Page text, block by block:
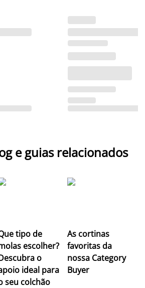
e guias relacionados
tipo de
escolher?
o
ideal para
seu colchão
As cortinas
favoritas da
nossa Category
Buyer